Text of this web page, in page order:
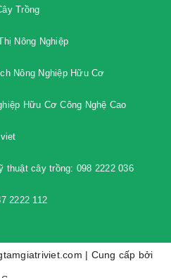
Trồng
Nông Nghiệp
Nông Nghiệp Hữu Cơ
Hữu Cơ Công Nghệ Cao
thuật cây trồng: 098 2222 036
2222 112
| Cung cấp bởi